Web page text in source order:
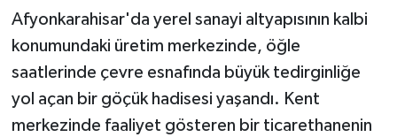
Afyonkarahisar'da yerel sanayi altyapısının kalbi
konumundaki üretim merkezinde, öğle
saatlerinde çevre esnafında büyük tedirginliğe
yol açan bir göçük hadisesi yaşandı. Kent
merkezinde faaliyet gösteren bir ticarethanenin